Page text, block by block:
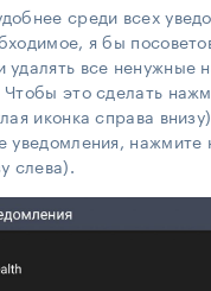
среди всех
я бы
удалять все ненужные
это сделать
иконка справа
уведомления, нажмите
слева).